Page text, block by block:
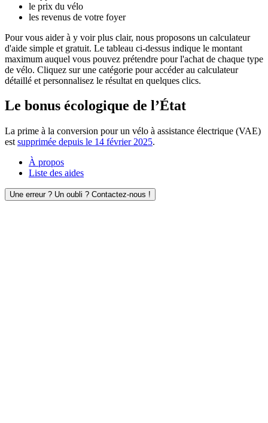
le prix du vélo
les revenus de votre foyer
Pour vous aider à y voir plus clair, nous proposons un calculateur
d'aide simple et gratuit. Le tableau ci-dessus indique le montant
maximum auquel vous pouvez prétendre pour l'achat de chaque type
de vélo. Cliquez sur une catégorie pour accéder au calculateur
détaillé et personnalisez le résultat en quelques clics.
Le bonus écologique de l’État
La prime à la conversion pour un vélo à assistance électrique (VAE)
est supprimée depuis le 14 février 2025.
À propos
Liste des aides
Une erreur ? Un oubli ? Contactez-nous !